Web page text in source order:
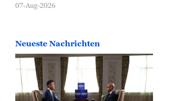
07-Aug-2026
Neueste Nachrichten